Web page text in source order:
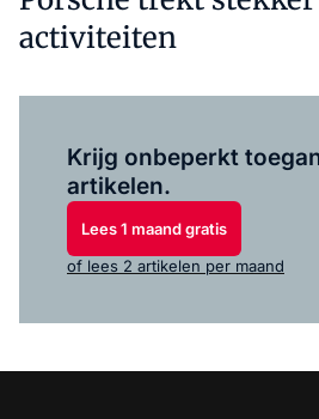
activiteiten
Krijg onbeperkt
artikelen.
Lees 1 maand gratis
of lees 2 artikelen per maand